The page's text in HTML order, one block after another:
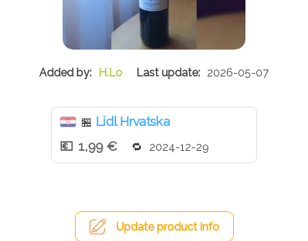
H.Lo 2026-05-07
🏪 Lidl Hrvatska
1,99 €
2024-12-29
Update product info